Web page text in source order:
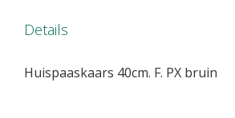
Details
Huispaaskaars 40cm. F. PX bruin